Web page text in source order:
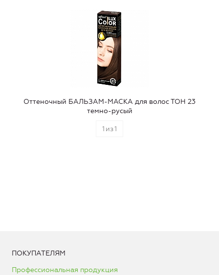
Оттеночный БАЛЬЗАМ-МАСКА для волос ТОН 23
темно-русый
1 из1
ПОКУПАТЕЛЯМ
Профессиональная продукция